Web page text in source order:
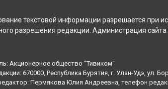
текстовой информации разрешается при
разрешения редакции. Администрация
Акционерное общество "Тивиком"
670000, Республика Бурятия, г. Улан-Удэ, ул.
Пермякова Юлия Андреевна, телефон